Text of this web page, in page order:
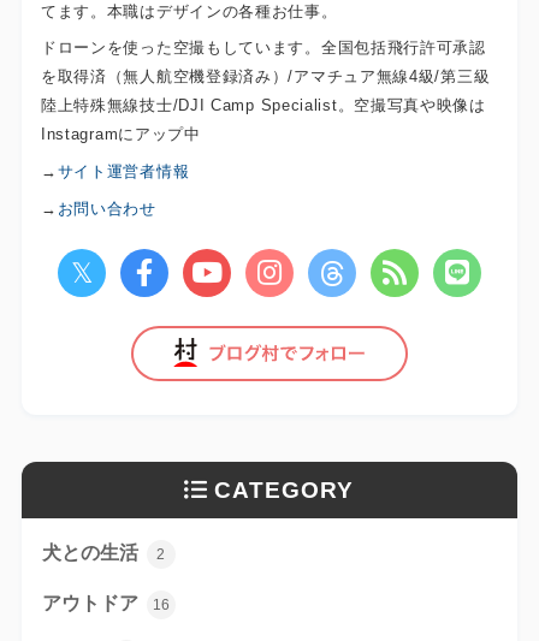
てます。本職はデザインの各種お仕事。
ドローンを使った空撮もしています。全国包括飛行許可承認
を取得済（無人航空機登録済み）/アマチュア無線4級/第三級
陸上特殊無線技士/DJI Camp Specialist。空撮写真や映像は
Instagramにアップ中
→ サイト運営者情報
→ お問い合わせ
CATEGORY
犬との生活 2
アウトドア 16